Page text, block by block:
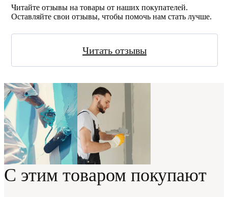
Читайте отзывы на товары от наших покупателей.
Оставляйте свои отзывы, чтобы помочь нам стать лучше.
Читать отзывы
С этим товаром покупают